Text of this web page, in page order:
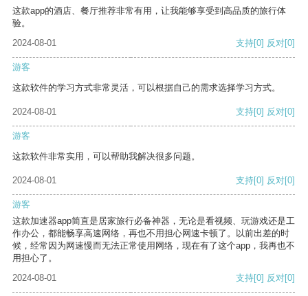
这款app的酒店、餐厅推荐非常有用，让我能够享受到高品质的旅行体
验。
2024-08-01
支持[0] 反对[0]
游客
这款软件的学习方式非常灵活，可以根据自己的需求选择学习方式。
2024-08-01 支持[0] 反对[0]
游客
这款软件非常实用，可以帮助我解决很多问题。
2024-08-01 支持[0] 反对[0]
游客
这款加速器app简直是居家旅行必备神器，无论是看视频、玩游戏还是工
作办公，都能畅享高速网络，再也不用担心网速卡顿了。以前出差的时
候，经常因为网速慢而无法正常使用网络，现在有了这个app，我再也不
用担心了。
2024-08-01
支持[0] 反对[0]